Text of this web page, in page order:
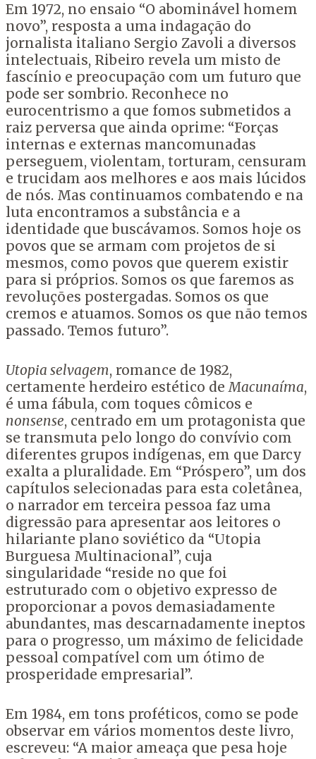
Em 1972, no ensaio “O abominável homem
novo”, resposta a uma indagação do
jornalista italiano Sergio Zavoli a diversos
intelectuais, Ribeiro revela um misto de
fascínio e preocupação com um futuro que
pode ser sombrio. Reconhece no
eurocentrismo a que fomos submetidos a
raiz perversa que ainda oprime: “Forças
internas e externas mancomunadas
perseguem, violentam, torturam, censuram
e trucidam aos melhores e aos mais lúcidos
de nós. Mas continuamos combatendo e na
luta encontramos a substância e a
identidade que buscávamos. Somos hoje os
povos que se armam com projetos de si
mesmos, como povos que querem existir
para si próprios. Somos os que faremos as
revoluções postergadas. Somos os que
cremos e atuamos. Somos os que não temos
passado. Temos futuro”.
Utopia selvagem, romance de 1982,
certamente herdeiro estético deMacunaíma,
é uma fábula, com toques cômicos e
nonsense, centrado em um protagonista que
se transmuta pelo longo do convívio com
diferentes grupos indígenas, em que Darcy
exalta a pluralidade. Em “Próspero”, um dos
capítulos selecionadas para esta coletânea,
o narrador em terceira pessoa faz uma
digressão para apresentar aos leitores o
hilariante plano soviético da “Utopia
Burguesa Multinacional”, cuja
singularidade “reside no que foi
estruturado com o objetivo expresso de
proporcionar a povos demasiadamente
abundantes, mas descarnadamente ineptos
para o progresso, um máximo de felicidade
pessoal compatível com um ótimo de
prosperidade empresarial”.
Em 1984, em tons proféticos, como se pode
observar em vários momentos deste livro,
escreveu: “A maior ameaça que pesa hoje